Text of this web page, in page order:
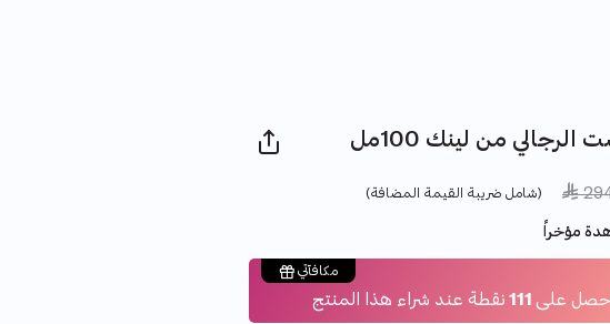
من لينك 100مل
Price reduced

to (شامل ضريبة القيمة المضافة)
مكافآتي
على111نقطة عند شراء هذا المنتج